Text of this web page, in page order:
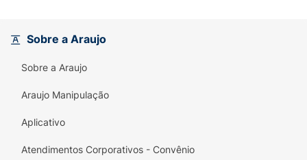
Sobre a Araujo
Sobre a Araujo
Araujo Manipulação
Aplicativo
Atendimentos Corporativos - Convênio